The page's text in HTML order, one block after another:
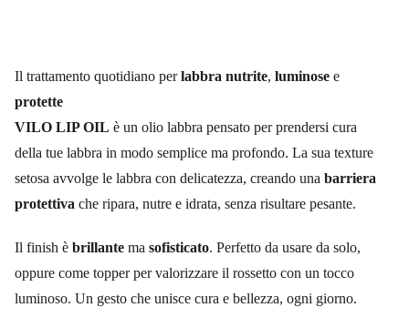
Il trattamento quotidiano perlabbra nutrite, luminosee
protette
VILO LIP OIL è un olio labbra pensato per prendersi cura
della tue labbra in modo semplice ma profondo. La sua texture
setosa avvolge le labbra con delicatezza, creando una barriera
protettiva che ripara, nutre e idrata, senza risultare pesante.
Il finish è brillantema sofisticato. Perfetto da usare da solo,
oppure come topper per valorizzare il rossetto con un tocco
luminoso. Un gesto che unisce cura e bellezza, ogni giorno.